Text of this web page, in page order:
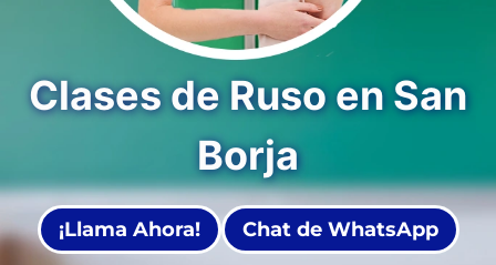
Clases de Ruso en San
Borja
¡Llama Ahora! Chat de WhatsApp